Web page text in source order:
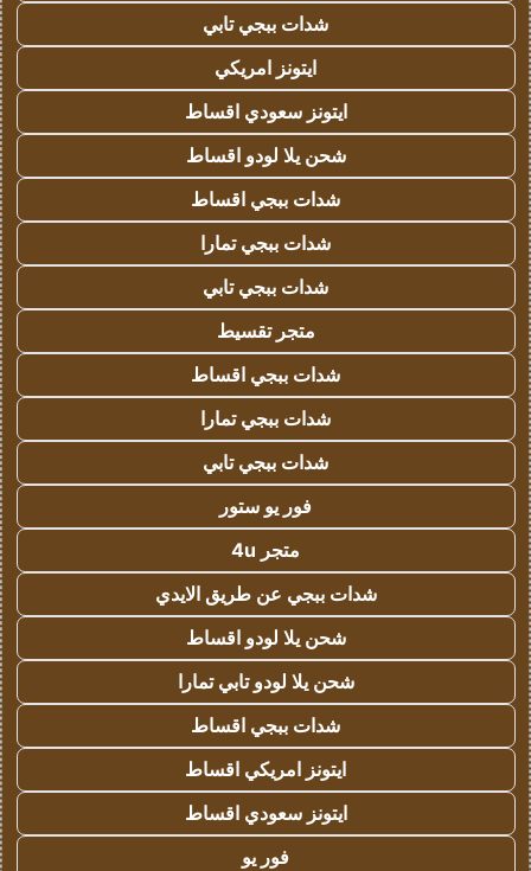
شدات ببجي تابي
ايتونز امريكي
ايتونز سعودي اقساط
شحن يلا لودو اقساط
شدات ببجي اقساط
شدات ببجي تمارا
شدات ببجي تابي
متجر تقسيط
شدات ببجي اقساط
شدات ببجي تمارا
شدات ببجي تابي
فور يو ستور
متجر 4u
شدات ببجي عن طريق الايدي
شحن يلا لودو اقساط
شحن يلا لودو تابي تمارا
شدات ببجي اقساط
ايتونز امريكي اقساط
ايتونز سعودي اقساط
فور يو